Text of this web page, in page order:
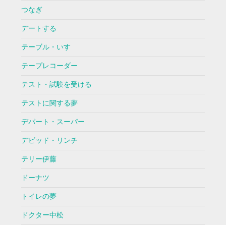
つなぎ
デートする
テーブル・いす
テープレコーダー
テスト・試験を受ける
テストに関する夢
デパート・スーパー
デビッド・リンチ
テリー伊藤
ドーナツ
トイレの夢
ドクター中松